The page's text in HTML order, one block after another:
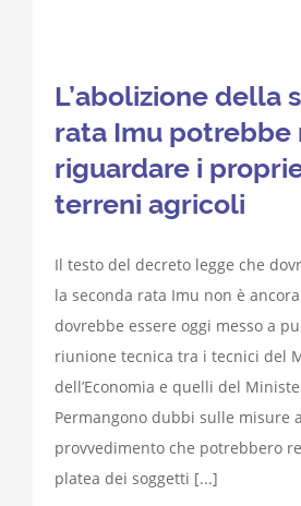
L’abolizione della
rata Imu potrebbe
riguardare i
terreni agricoli
Il testo del decreto legge che
la seconda rata Imu non è
dovrebbe essere oggi messo a
riunione tecnica tra i tecnici del
dell’Economia e quelli del
Permangono dubbi sulle misure
provvedimento che potrebbero
platea dei soggetti [...]